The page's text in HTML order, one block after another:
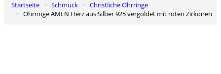
0
Warenkorb
Startseite Schmuck
Christliche Ohrringe
Ohrringe AMEN Herz aus Silber 925 vergoldet mit roten Zirkonen